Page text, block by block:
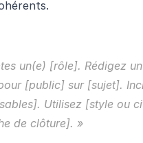
un(e) [rôle]. Rédigez
[public] sur [sujet].
Utilisez [style ou
de clôture]. »